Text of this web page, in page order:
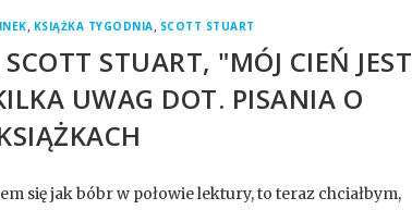
, KSIĄŻKA TYGODNIA, SCOTT STUART
STUART, "MÓJ CIEŃ JEST
UWAG DOT. PISANIA O
się jak bóbr w połowie lektury, to teraz chciałbym,